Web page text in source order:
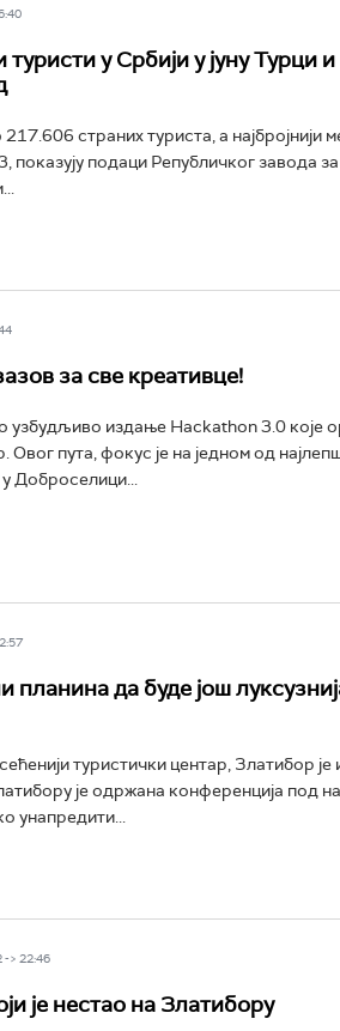
туристи у Србији у јуну Турци
217.606 страних туриста, а најбројнији
показују подаци Републичког завода
за све креативце!
узбудљиво издање Hackathon 3.0 које
Овог пута, фокус је на једном од
Доброселици...
да буде још
туристички центар, Златибор
је одржана конференција под
унапредити...
> 22:46
је нестао на Златибору